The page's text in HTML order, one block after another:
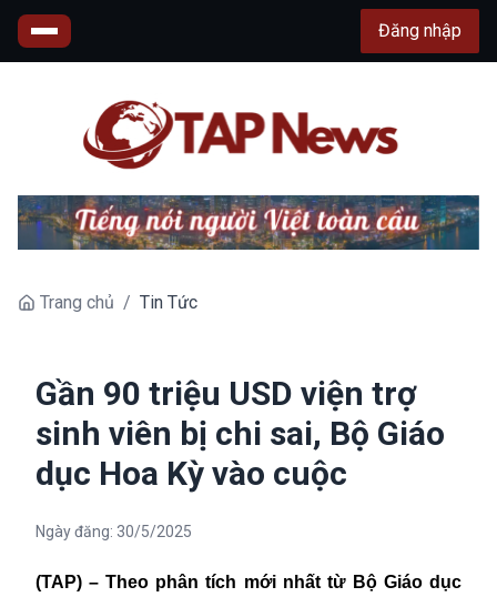
Đăng nhập
Trang chủ / Tin Tức
Gần 90 triệu USD viện trợ
sinh viên bị chi sai, Bộ Giáo
dục Hoa Kỳ vào cuộc
Ngày đăng: 30/5/2025
(TAP) – Theo phân tích mới nhất từ Bộ Giáo dục